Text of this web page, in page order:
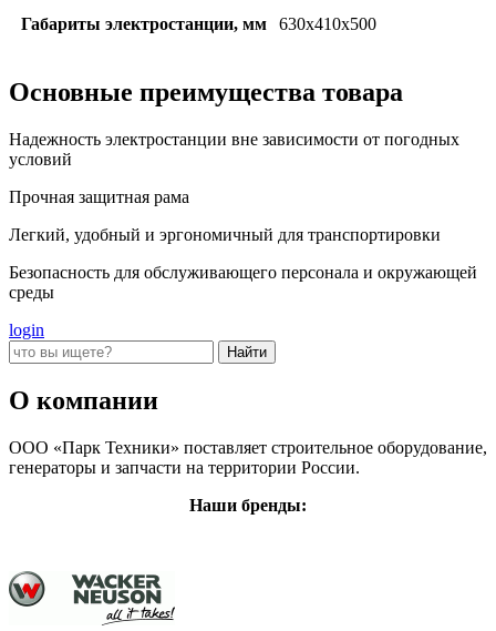
Габариты электростанции, мм 630x410x500
Основные преимущества товара
Надежность электростанции вне зависимости от погодных
условий
Прочная защитная рама
Легкий, удобный и эргономичный для транспортировки
Безопасность для обслуживающего персонала и окружающей
среды
login
О компании
ООО «Парк Техники» поставляет строительное оборудование,
генераторы и запчасти на территории России.
Наши бренды: